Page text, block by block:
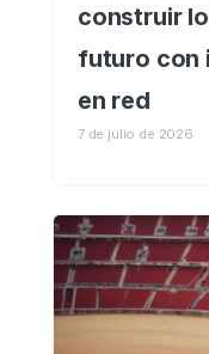
construir
futuro con
en red
7 de julio de 2026